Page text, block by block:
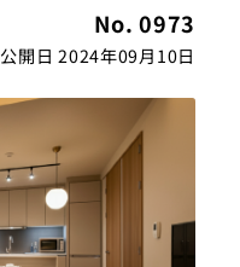
No. 0973
公開日 2024年09月10日